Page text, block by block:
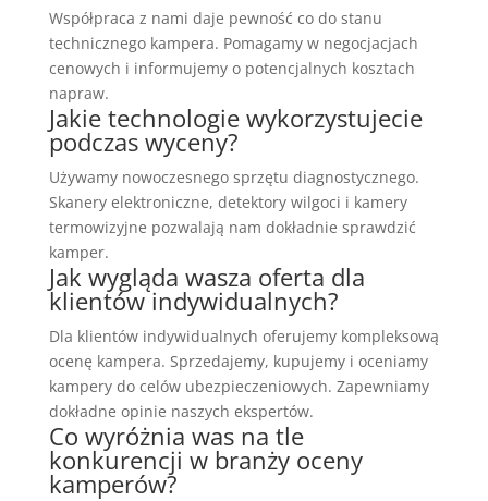
Współpraca z nami daje pewność co do stanu
technicznego kampera. Pomagamy w negocjacjach
cenowych i informujemy o potencjalnych kosztach
napraw.
Jakie technologie wykorzystujecie
podczas wyceny?
Używamy nowoczesnego sprzętu diagnostycznego.
Skanery elektroniczne, detektory wilgoci i kamery
termowizyjne pozwalają nam dokładnie sprawdzić
kamper.
Jak wygląda wasza oferta dla
klientów indywidualnych?
Dla klientów indywidualnych oferujemy kompleksową
ocenę kampera. Sprzedajemy, kupujemy i oceniamy
kampery do celów ubezpieczeniowych. Zapewniamy
dokładne opinie naszych ekspertów.
Co wyróżnia was na tle
konkurencji w branży oceny
kamperów?